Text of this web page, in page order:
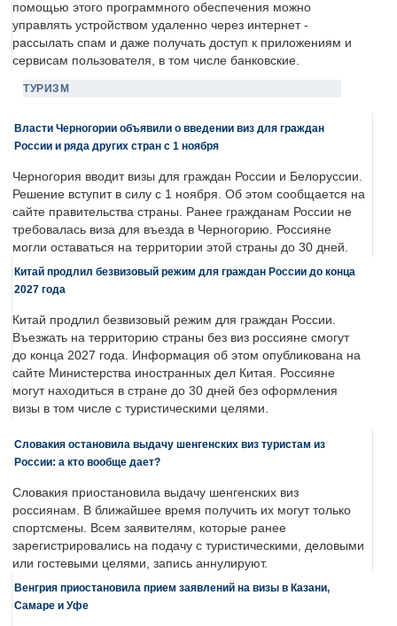
помощью этого программного обеспечения можно
управлять устройством удаленно через интернет -
рассылать спам и даже получать доступ к приложениям и
сервисам пользователя, в том числе банковские.
ТУРИЗМ
Власти Черногории объявили о введении виз для граждан
России и ряда других стран с 1 ноября
Черногория вводит визы для граждан России и Белоруссии.
Решение вступит в силу с 1 ноября. Об этом сообщается на
сайте правительства страны. Ранее гражданам России не
требовалась виза для въезда в Черногорию. Россияне
могли оставаться на территории этой страны до 30 дней.
Китай продлил безвизовый режим для граждан России до конца
2027 года
Китай продлил безвизовый режим для граждан России.
Въезжать на территорию страны без виз россияне смогут
до конца 2027 года. Информация об этом опубликована на
сайте Министерства иностранных дел Китая. Россияне
могут находиться в стране до 30 дней без оформления
визы в том числе с туристическими целями.
Словакия остановила выдачу шенгенских виз туристам из
России: а кто вообще дает?
Словакия приостановила выдачу шенгенских виз
россиянам. В ближайшее время получить их могут только
спортсмены. Всем заявителям, которые ранее
зарегистрировались на подачу с туристическими, деловыми
или гостевыми целями, запись аннулируют.
Венгрия приостановила прием заявлений на визы в Казани,
Самаре и Уфе